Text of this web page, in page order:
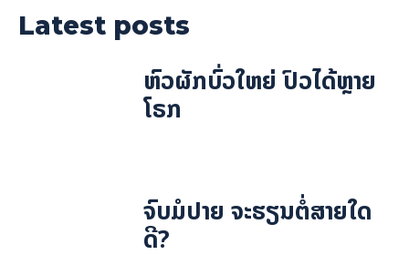
Latest posts
ຫົວຜັກບົ່ວໃຫຍ່ ປົວໄດ້ຫຼາຍ
ໂຣກ
ຈົບມໍປາຍ ຈະຮຽນຕໍ່ສາຍໃດ
ດີ?